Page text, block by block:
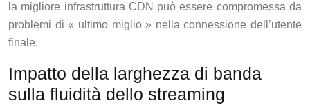
la migliore infrastruttura CDN può essere compromessa da
problemi di « ultimo miglio » nella connessione dell’utente
finale.
Impatto della larghezza di banda
sulla fluidità dello streaming